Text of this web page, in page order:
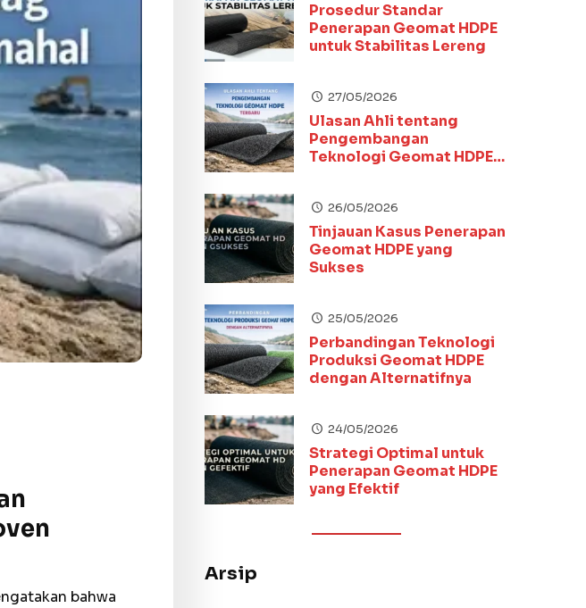
bahwa
Prosedur Standar
Penerapan Geomat HDPE
untuk Stabilitas Lereng
27/05/2026
Ulasan Ahli tentang
Pengembangan
Teknologi Geomat HDPE
26/05/2026
Tinjauan Kasus Penerapan
Geomat HDPE yang
Sukses
25/05/2026
Perbandingan Teknologi
Produksi Geomat HDPE
dengan Alternatifnya
24/05/2026
Strategi Optimal untuk
Penerapan Geomat HDPE
yang Efektif
Arsip